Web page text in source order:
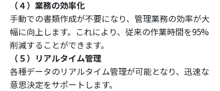
（４）業務の効率化
手動での書類作成が不要になり、管理業務の効率が大
幅に向上します。これにより、従来の作業時間を95%
削減することができます。
（５）リアルタイム管理
各種データのリアルタイム管理が可能となり、迅速な
意思決定をサポートします。